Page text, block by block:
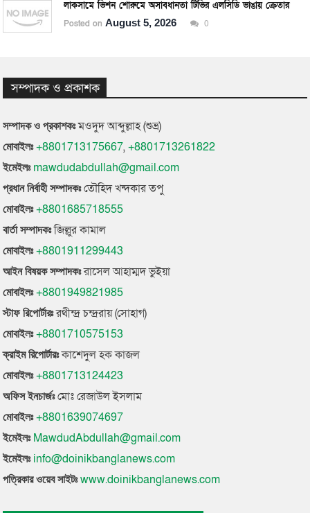
Posted onAugust 5, 2026 0
সম্পাদক ও প্রকাশক
সম্পাদক ও প্রকাশকঃমওদুদ আব্দুল্লাহ (শুভ্র)
মোবাইলঃ +8801713175667,+8801713261822
ইমেইলঃ mawdudabdullah@gmail.com
প্রধান নির্বাহী সম্পাদকঃতৌহিদ খন্দকার তপু
মোবাইলঃ +8801685718555
বার্তা সম্পাদকঃজিল্লুর কামাল
মোবাইলঃ +8801911299443
আইন বিষয়ক সম্পাদকঃরাসেল আহাম্মদ ভুইয়া
মোবাইলঃ +8801949821985
স্টাফ রিপোর্টারঃরথীন্দ্র চন্দ্ররায় (সোহাগ)
মোবাইলঃ +8801710575153
ক্রাইম রিপোর্টারঃকাশেদুল হক কাজল
মোবাইলঃ +8801713124423
অফিস ইনচার্জঃমোঃ রেজাউল ইসলাম
মোবাইলঃ +8801639074697
ইমেইলঃ MawdudAbdullah@gmail.com
ইমেইলঃ info@doinikbanglanews.com
পত্রিকার ওয়েব সাইটঃwww.doinikbanglanews.com